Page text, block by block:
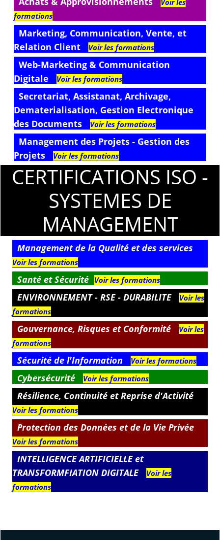
formations
Marketing, Communication, Vente, et
Relation Client
Voir les formations
Web-Marketing & Communication
Digitale
Voir les formations
Secretariat, Assistanat, Archivage,
Dematerialisation, Gestion Electronique
des Documents
Voir les formations
Management des Projets - Gestion des
Projets
Voir les formations
CERTIFICATIONS ISO -
SYSTEMES DE
MANAGEMENT
Management de la Qualité et des services
Voir les formations
Santé et Sécurité Voir les formations
ENVIRONNEMENT - RSE - DURABILITE
Voir les
formations
Gouvernance, Risques et Conformité
Voir les
formations
Sécurité de l'Information Voir les formations
Cybersécurité Voir les formations
Résilience, Continuité et Reprise d'Activité
Voir les formations
Protection des Données et de la Vie Privée
Voir les formations
INTELLIGENCE ARTIFICIELLE et
TRANSFORMFIATION DIGITALE
Voir les
formations